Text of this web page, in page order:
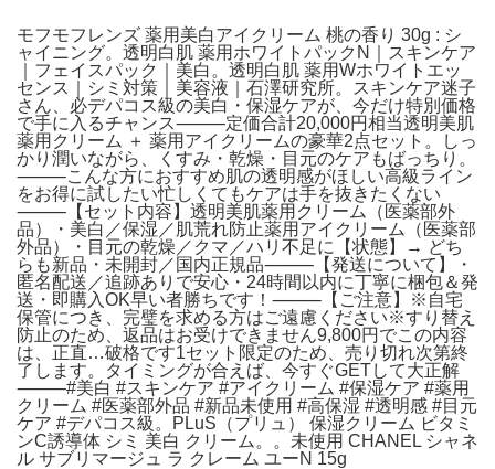
モフモフレンズ 薬用美白アイクリーム 桃の香り 30g : シ
ャイニング。透明白肌 薬用ホワイトパックN｜スキンケア
｜フェイスパック｜美白。透明白肌 薬用Wホワイトエッ
センス｜シミ対策｜美容液｜石澤研究所。スキンケア迷子
さん、必デパコス級の美白・保湿ケアが、今だけ特別価格
で手に入るチャンス⸻定価合計20,000円相当透明美肌
薬用クリーム ＋ 薬用アイクリームの豪華2点セット。しっ
かり潤いながら、くすみ・乾燥・目元のケアもばっちり。
⸻こんな方におすすめ肌の透明感がほしい高級ライン
をお得に試したい忙しくてもケアは手を抜きたくない
⸻【セット内容】透明美肌薬用クリーム（医薬部外
品）・美白／保湿／肌荒れ防止薬用アイクリーム（医薬部
外品）・目元の乾燥／クマ／ハリ不足に【状態】→ どち
らも新品・未開封／国内正規品⸻【発送について】・
匿名配送／追跡ありで安心・24時間以内に丁寧に梱包＆発
送・即購入OK早い者勝ちです！⸻【ご注意】※自宅
保管につき、完璧を求める方はご遠慮ください※すり替え
防止のため、返品はお受けできません9,800円でこの内容
は、正直…破格です1セット限定のため、売り切れ次第終
了します。タイミングが合えば、今すぐGETして大正解
⸻#美白 #スキンケア #アイクリーム #保湿ケア #薬用
クリーム #医薬部外品 #新品未使用 #高保湿 #透明感 #目元
ケア #デパコス級。PLuS（プリュ） 保湿クリーム ビタミ
ンC誘導体 シミ 美白 クリーム。。未使用 CHANEL シャネ
ル サブリマージュ ラ クレーム ユーN 15g